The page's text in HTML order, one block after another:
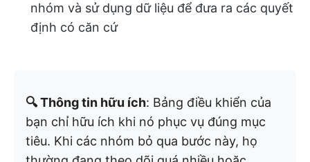
nhóm và sử dụng dữ liệu để đưa ra các quyết
định có căn cứ
🔍 Thông tin hữu ích: Bảng điều khiển của
bạn chỉ hữu ích khi nó phục vụ đúng mục
tiêu. Khi các nhóm bỏ qua bước này, họ